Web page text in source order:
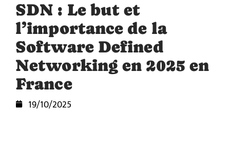
SDN : Le but et
l’importance de la
Software Defined
Networking en 2025 en
France
19/10/2025